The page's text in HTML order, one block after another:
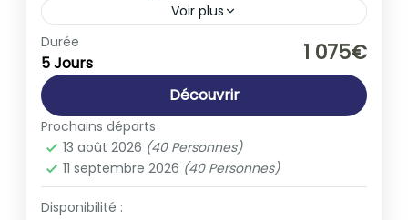
Voir plus
Europe
1-40 People
Durée
5 Jours 1 075€
Découvrir
Prochains départs
13 août 2026 (40 Personnes)
11 septembre 2026 (40 Personnes)
Disponibilité :